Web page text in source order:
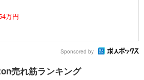
万円
Sponsored by
売れ筋ランキング